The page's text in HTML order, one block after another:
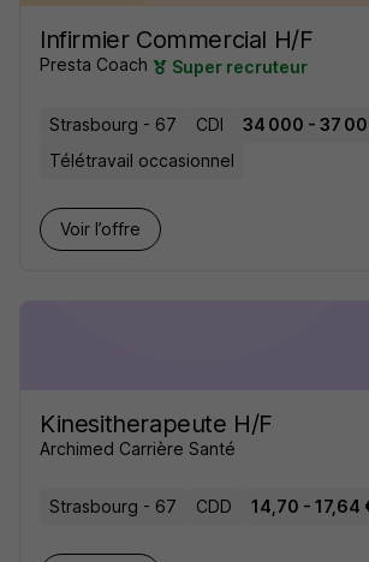
Infirmier Commercial H/F
Presta Coach Super recruteur
Strasbourg - 67 CDI
34 000 - 37
Télétravail occasionnel
Voir l’offre
Kinesitherapeute H/F
Archimed Carrière Santé
Strasbourg - 67 CDD 14,70 - 17,64